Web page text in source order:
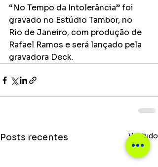
“No Tempo da Intolerância” foi
gravado no Estúdio Tambor, no
Rio de Janeiro, com produção de
Rafael Ramos e será lançado pela
gravadora Deck.
Posts recentes Ver tudo